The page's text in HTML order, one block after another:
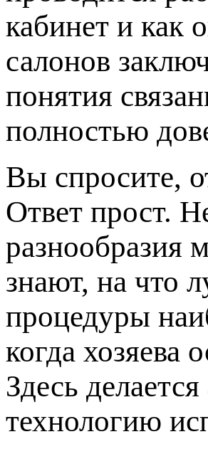
кабинет и как
салонов
понятия
полностью
Вы спросите,
Ответ прост.
разнообразия
знают, на что
процедуры
когда хозяева
Здесь
технологию